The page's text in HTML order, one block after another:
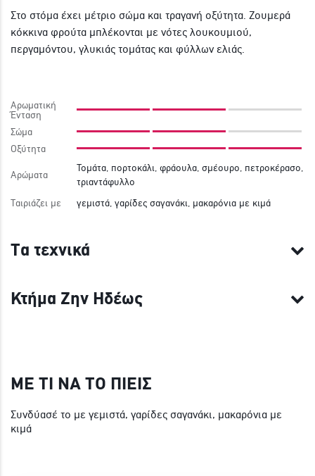
Στο στόμα έχει μέτριο σώμα και τραγανή οξύτητα. Ζουμερά
κόκκινα φρούτα μπλέκονται με νότες λουκουμιού,
περγαμόντου, γλυκιάς τομάτας και φύλλων ελιάς.
Αρωματική
Ένταση
Σώμα
Οξύτητα
Αρώματα
Τομάτα, πορτοκάλι, φράουλα, σμέουρο, πετροκέρασο,
τριαντάφυλλο
Ταιριάζει με
γεμιστά, γαρίδες σαγανάκι, μακαρόνια με κιμά
Τα τεχνικά
Κτήμα Ζην Ηδέως
ΜΕ ΤΙ ΝΑ ΤΟ ΠΙΕΙΣ
Συνδύασέ το με γεμιστά, γαρίδες σαγανάκι, μακαρόνια με
κιμά